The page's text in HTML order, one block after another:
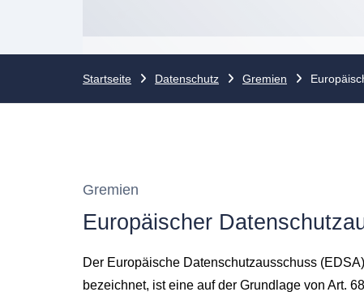
Startseite Datenschutz Gremien
Gremien
Europäischer
Der Europäische Datenschutzausschuss
bezeichnet, ist eine auf der Grundlage von Art.